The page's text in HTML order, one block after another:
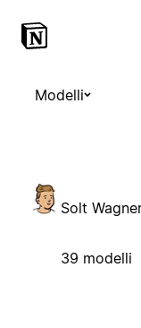
Modelli
Solt
39 modelli